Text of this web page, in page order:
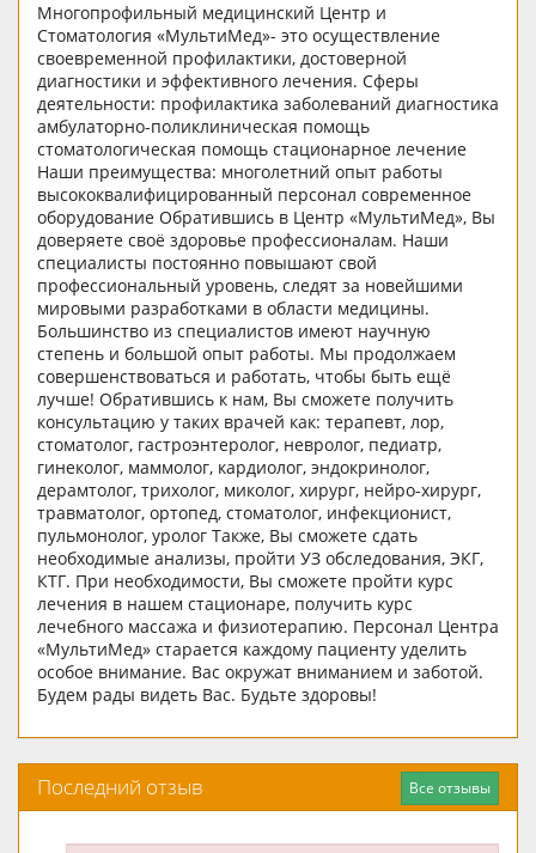
Многопрофильный медицинский Центр и
Стоматология «МультиМед»- это осуществление
своевременной профилактики, достоверной
диагностики и эффективного лечения. Сферы
деятельности: профилактика заболеваний диагностика
амбулаторно-поликлиническая помощь
стоматологическая помощь стационарное лечение
Наши преимущества: многолетний опыт работы
высококвалифицированный персонал современное
оборудование Обратившись в Центр «МультиМед», Вы
доверяете своё здоровье профессионалам. Наши
специалисты постоянно повышают свой
профессиональный уровень, следят за новейшими
мировыми разработками в области медицины.
Большинство из специалистов имеют научную
степень и большой опыт работы. Мы продолжаем
совершенствоваться и работать, чтобы быть ещё
лучше! Обратившись к нам, Вы сможете получить
консультацию у таких врачей как: терапевт, лор,
стоматолог, гастроэнтеролог, невролог, педиатр,
гинеколог, маммолог, кардиолог, эндокринолог,
дерамтолог, трихолог, миколог, хирург, нейро-хирург,
травматолог, ортопед, стоматолог, инфекционист,
пульмонолог, уролог Также, Вы сможете сдать
необходимые анализы, пройти УЗ обследования, ЭКГ,
КТГ. При необходимости, Вы сможете пройти курс
лечения в нашем стационаре, получить курс
лечебного массажа и физиотерапию. Персонал Центра
«МультиМед» старается каждому пациенту уделить
особое внимание. Вас окружат вниманием и заботой.
Будем рады видеть Вас. Будьте здоровы!
Все отзывы
Последний отзыв